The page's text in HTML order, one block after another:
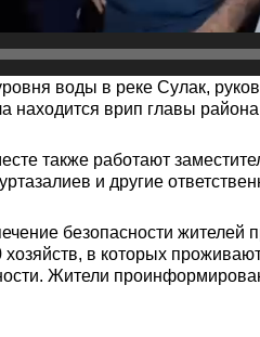
воды в реке Сулак,
находится врип главы
также работают
и другие
безопасности
в которых
Жители